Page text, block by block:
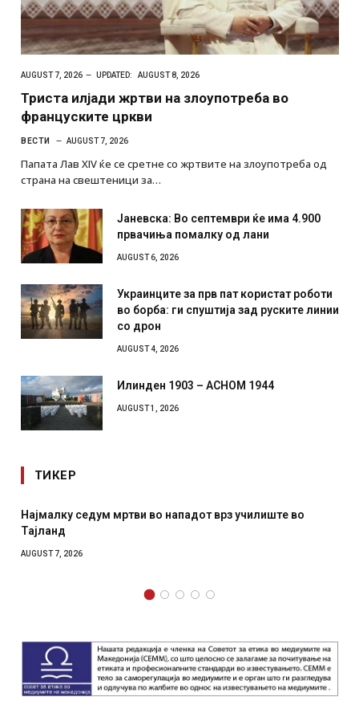
AUGUST 7, 2026 UPDATED: AUGUST 8, 2026
Триста илјади жртви на злоупотреба во
француските цркви
ВЕСТИ AUGUST 7, 2026
Папата Лав XIV ќе се сретне со жртвите на злоупотреба од
страна на свештеници за…
Јаневска: Во септември ќе има 4.900
првачиња помалку од лани
AUGUST 6, 2026
Украинците за прв пат користат роботи
во борба: ги спуштија зад руските линии
со дрон
AUGUST 4, 2026
Илинден 1903 – АСНОМ 1944
AUGUST 1, 2026
ТИКЕР
седум мртви во нападот врз училиште во
7, 2026